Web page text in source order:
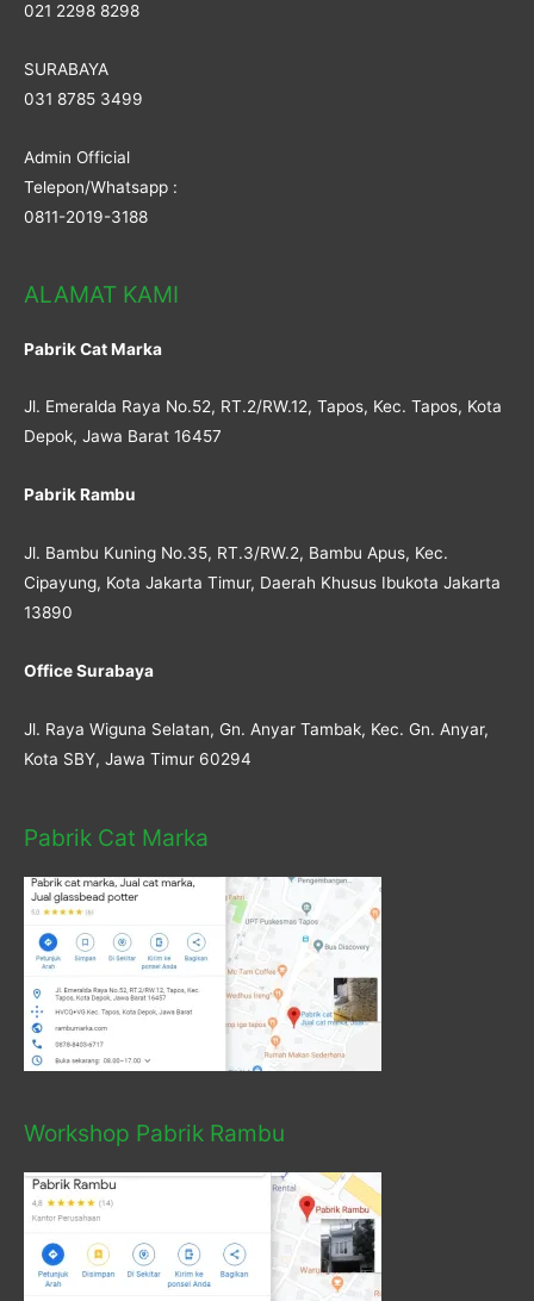
021 2298 8298
SURABAYA
031 8785 3499
Admin Official
Telepon/Whatsapp :
0811-2019-3188
ALAMAT KAMI
Pabrik Cat Marka
Jl. Emeralda Raya No.52, RT.2/RW.12, Tapos, Kec. Tapos, Kota
Depok, Jawa Barat 16457
Pabrik Rambu
Jl. Bambu Kuning No.35, RT.3/RW.2, Bambu Apus, Kec.
Cipayung, Kota Jakarta Timur, Daerah Khusus Ibukota Jakarta
13890
Office Surabaya
Jl. Raya Wiguna Selatan, Gn. Anyar Tambak, Kec. Gn. Anyar,
Kota SBY, Jawa Timur 60294
Pabrik Cat Marka
Workshop Pabrik Rambu